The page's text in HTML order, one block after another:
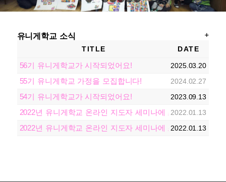
1 2 3 4 5 6 7
유니게학교 소식
TITLE DATE
56기 유니게학교가 시작되었어요! 2025.03.20
55기 유니게학교 가정을 모집합니다! 2024.02.27
54기 유니게학교가 시작되었어요! 2023.09.13
2022년 유니게학교 온라인 지도자 세미나에 초대합니다!
2022.01.13
2022년 유니게학교 온라인 지도자 세미나에 초대합니다!
2022.01.13